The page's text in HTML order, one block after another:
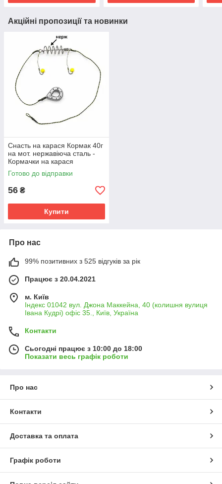
Акційні пропозиції та новинки
Снасть на карася Кормак 40г
на мот. нержавіюча сталь -
Кормачки на карася
Готово до відправки
56 ₴
Купити
Про нас
99% позитивних з 525 відгуків за рік
Працює з 20.04.2021
м. Київ
Індекс 01042 вул. Джона Маккейна, 40 (колишня вулиця
Івана Кудрі) офіс 35., Київ, Україна
Контакти
Сьогодні працює з 10:00 до 18:00
Показати весь графік роботи
Про нас
Контакти
Доставка та оплата
Графік роботи